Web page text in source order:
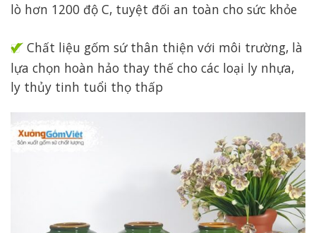
lò hơn 1200 độ C, tuyệt đối an toàn cho sức khỏe
Chất liệu gốm sứ thân thiện với môi trường, là
lựa chọn hoàn hảo thay thế cho các loại ly nhựa,
ly thủy tinh tuổi thọ thấp